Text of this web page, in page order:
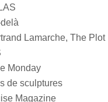
Lamarche, The Plot
Monday
de sculptures
Magazine